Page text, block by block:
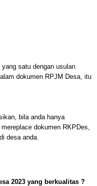
satu dengan usulan
dokumen RPJM Desa, itu
bila anda hanya
dokumen RKPDes,
desa anda.
2023 yang berkualitas ?